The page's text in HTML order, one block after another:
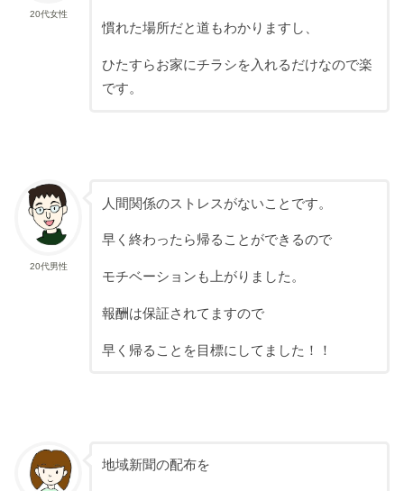
20代女性
慣れた場所だと道もわかりますし、
ひたすらお家にチラシを入れるだけなので楽
です。
20代男性
人間関係のストレスがないことです。
早く終わったら帰ることができるので
モチベーションも上がりました。
報酬は保証されてますので
早く帰ることを目標にしてました！！
地域新聞の配布を